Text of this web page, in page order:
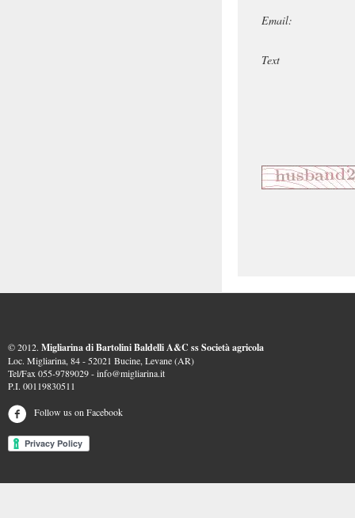
Email:
Text
© 2012. Migliarina di Bartolini Baldelli A&C ss Società agricola
Loc. Migliarina, 84 - 52021 Bucine, Levane (AR)
Tel/Fax 055-9789029 - info@migliarina.it
P.I. 00119830511
Follow us on Facebook